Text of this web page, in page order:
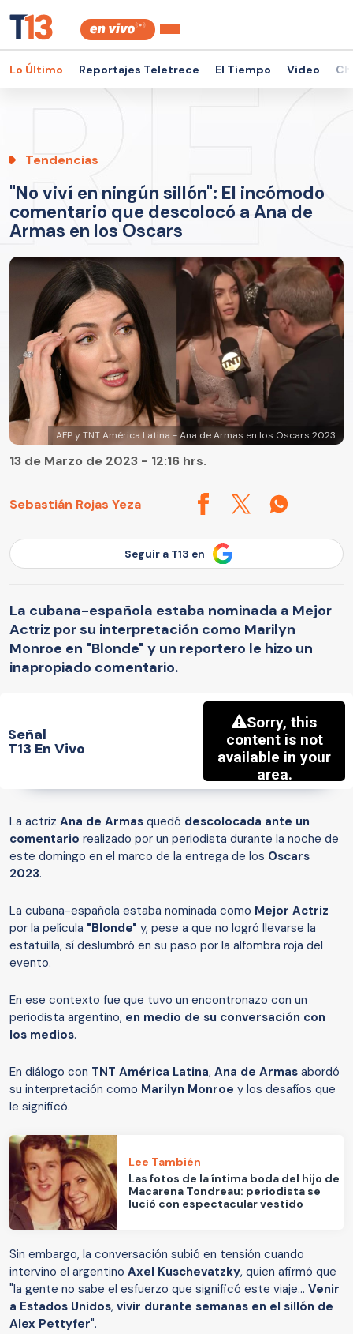
Lo Último Reportajes Teletrece El Tiempo Video
Tendencias
"No viví en ningún sillón": El incómodo
comentario que descolocó a Ana de
Armas en los Oscars
AFP y TNT América Latina - Ana de Armas en los Oscars 2023
Sebastián Rojas Yeza
13 de Marzo de 2023 - 12:16 hrs.
Seguir a T13 en
La cubana-española estaba nominada a Mejor
Actriz por su interpretación como Marilyn
Monroe en "Blonde" y un reportero le hizo un
inapropiado comentario.
Señal
T13 En Vivo
La actriz Ana de Armas quedó descolocada ante un
comentario realizado por un periodista durante la noche de
este domingo en el marco de la entrega de los Oscars
2023.
La cubana-española estaba nominada como Mejor Actriz
por la película "Blonde" y, pese a que no logró llevarse la
estatuilla, sí deslumbró en su paso por la alfombra roja del
evento.
En ese contexto fue que tuvo un encontronazo con un
periodista argentino, en medio de su conversación con
los medios.
En diálogo con TNT América Latina, Ana de Armas abordó
su interpretación como Marilyn Monroe y los desafíos que
le significó.
Lee También
Las fotos de la íntima boda del hijo de
Macarena Tondreau: periodista se
lució con espectacular vestido
Sin embargo, la conversación subió en tensión cuando
intervino el argentino Axel Kuschevatzky, quien afirmó que
"la gente no sabe el esfuerzo que significó este viaje... Venir
a Estados Unidos, vivir durante semanas en el sillón de
Alex Pettyfer".